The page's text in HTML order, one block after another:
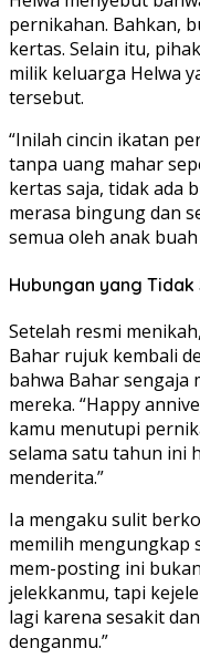
pernikahan. Bahkan,
kertas. Selain itu,
milik keluarga Helwa
tersebut.
“Inilah cincin ikatan
tanpa uang mahar
kertas saja, tidak ada
merasa bingung dan
semua oleh anak
Hubungan yang Tidak
Setelah resmi
Bahar rujuk kembali
bahwa Bahar sengaja
mereka. “Happy
kamu menutupi
selama satu tahun ini
menderita.”
Ia mengaku sulit
memilih mengungkap
mem-posting ini
jelekkanmu, tapi
lagi karena sesakit
denganmu.”